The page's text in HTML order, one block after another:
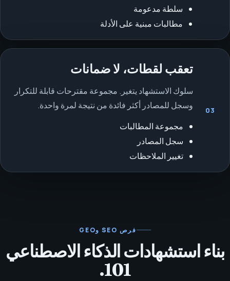
سلطة مدعومة
مطالبات مبنية على الأدلة
03
تعقب لقطات، لا ضمانات
سلوك الاستشهاد يتغير. مجموعة مقترحات قابلة للتكرار
وسجل للمصادر أكثر فائدة من نتيجة لمرة واحدة.
مجموعة المطالبات
سجل المصادر
تغيير الملاحظات
فرص SEO وGEO
بناء استشهادات الذكاء الاصطناعي
101.